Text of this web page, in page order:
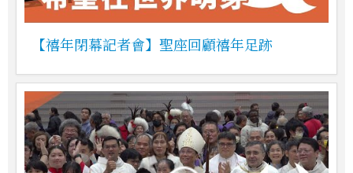
【禧年閉幕記者會】聖座回顧禧年足跡